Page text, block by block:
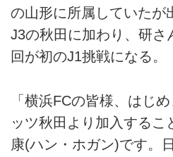
の山形に所属していたが
J3の秋田に加わり、研さ
回が初のJ1挑戦になる。
「横浜FCの皆様、はじ
ッツ秋田より加入するこ
康(ハン・ホガン)です。